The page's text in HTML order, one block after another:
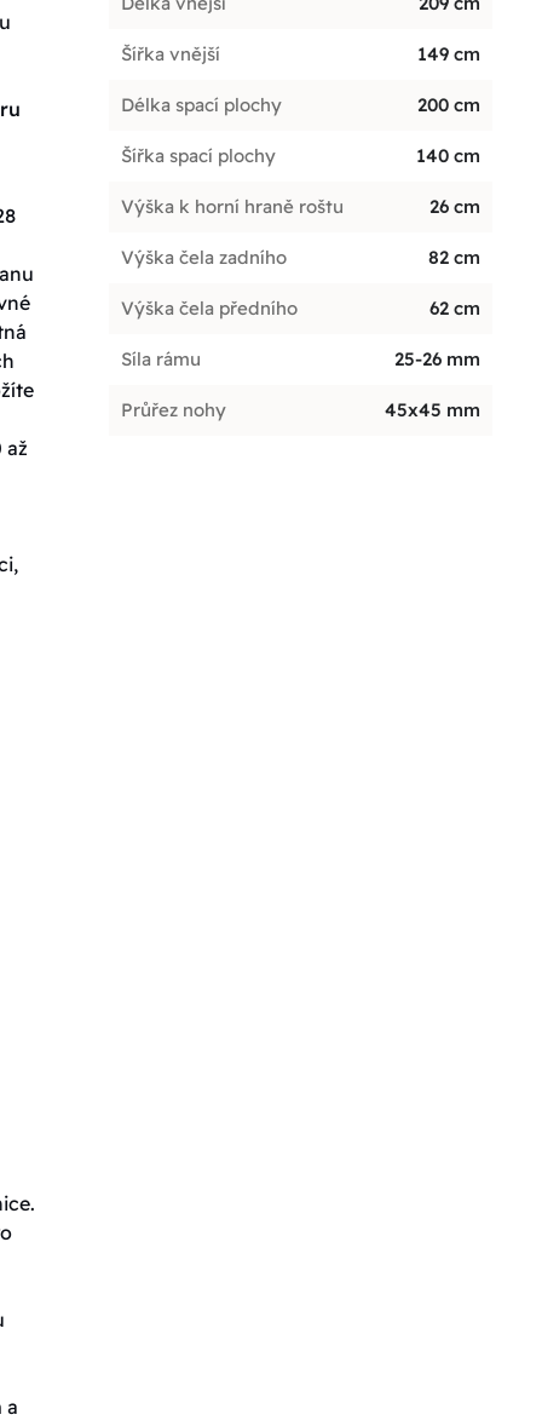
až
a
Šířka vnější 149 cm
Délka spací plochy 200 cm
Šířka spací plochy 140 cm
Výška k horní hraně roštu 26 cm
Výška čela zadního 82 cm
Výška čela předního 62 cm
Síla rámu 25-26 mm
Průřez nohy 45x45 mm